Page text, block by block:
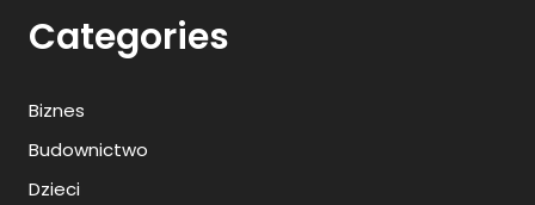
Categories
Biznes
Budownictwo
Dzieci